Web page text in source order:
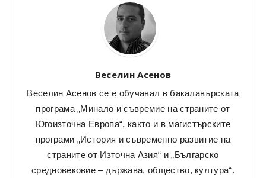
Веселин Асенов
Веселин Асенов се е обучавал в бакалавърската
програма „Минало и съвремие на страните от
Югоизточна Европа“, както и в магистърските
програми „История и съвременно развитие на
страните от Източна Азия“ и „Българско
средновековие – държава, общество, култура“.